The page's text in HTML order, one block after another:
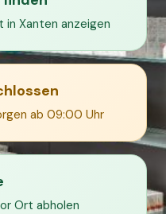
ab 09:00 Uhr
Ort abholen
Xanten anzeigen